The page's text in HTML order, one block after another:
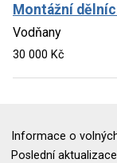
Montážní
Vodňany
30 000 Kč
Informace o
Poslední